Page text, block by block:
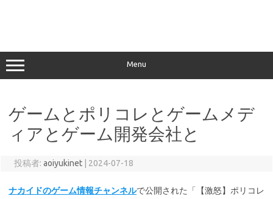
Menu
ゲームとポリコレとゲームメデ
ィアとゲーム開発会社と
投稿者: aoiyukinet 2024-07-18
ナカイドのゲーム情報チャンネルで公開された「【激怒】ポリコレ